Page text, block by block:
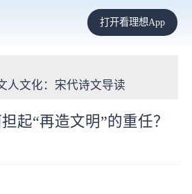
打开看理想App
人文化：宋代诗文导读
起“再造文明”的重任？